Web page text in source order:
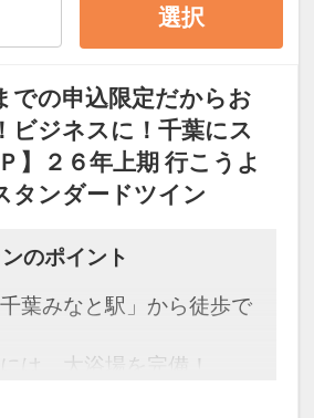
人員・泊数の増減等の変
合、本プランはご利用い
なります。
を過ぎてからの変更は取
ます。
ます。
います。
がどちらかを
選択
での申込限定だからお
ビジネスに！千葉にス
】２６年上期 行こうよ
タンダードツイン
のポイント
葉みなと駅」から徒歩で
は、大浴場を完備！